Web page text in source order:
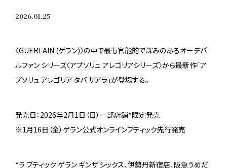
2026.01.25
〈GUERLAIN (ゲラン)〉の中で最も官能的で深みのあるオーデパ
ルファン シリーズ〈アプソリュ アレゴリアシリーズ〉から最新作「ア
プソリュ アレゴリア タバ サアラ」が登場する。
発売日：2026年2月1日（日）一部店舗*限定発売
※1月16日（金）ゲラン公式オンラインブティック先行発売
*ラ ブティック ゲラン ギンザ シックス、伊勢丹新宿店、阪急うめだ